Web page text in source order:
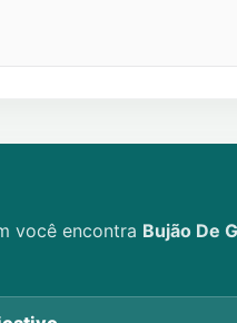
você encontra Bujão De